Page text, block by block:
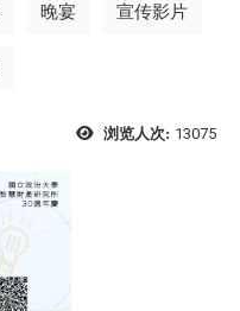
晚宴 宣传影片
浏览人次: 13075